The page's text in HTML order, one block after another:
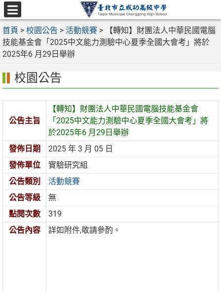
跳
至
主
要
內
選
單
首頁 > 校園公告 > 活動競賽 >
【轉知】財團法人中華民國電腦
技能基金會「2025中文能力測驗中心夏季全國大會考」將於
2025年6 月29日舉辦
校園公告
公告主旨
【轉知】財團法人中華民國電腦技能基金會
「2025中文能力測驗中心夏季全國大會考」將
於2025年6 月29日舉辦
發佈日期
2025 年 3 月 05 日
發佈單位
實驗研究組
公告類別
活動競賽
公告等級
無
點閱次數
319
公告內容
詳如附件,敬請參酌。